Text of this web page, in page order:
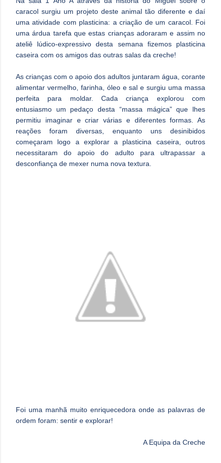
caracol surgiu um projeto deste animal tão diferente e daí
uma atividade com plasticina: a criação de um caracol. Foi
uma árdua tarefa que estas crianças adoraram e assim no
ateliê lúdico-expressivo desta semana fizemos plasticina
caseira com os amigos das outras salas da creche!
As crianças com o apoio dos adultos juntaram água, corante
alimentar vermelho, farinha, óleo e sal e surgiu uma massa
perfeita para moldar. Cada criança explorou com
entusiasmo um pedaço desta “massa mágica” que lhes
permitiu imaginar e criar várias e diferentes formas. As
reações foram diversas, enquanto uns desinibidos
começaram logo a explorar a plasticina caseira, outros
necessitaram do apoio do adulto para ultrapassar a
desconfiança de mexer numa nova textura.
Foi uma manhã muito enriquecedora onde as palavras de
ordem foram: sentir e explorar!
A Equipa da Creche